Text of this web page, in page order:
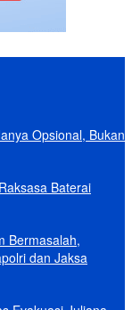
Opsional, Bukan
Baterai
Bermasalah,
dan Jaksa